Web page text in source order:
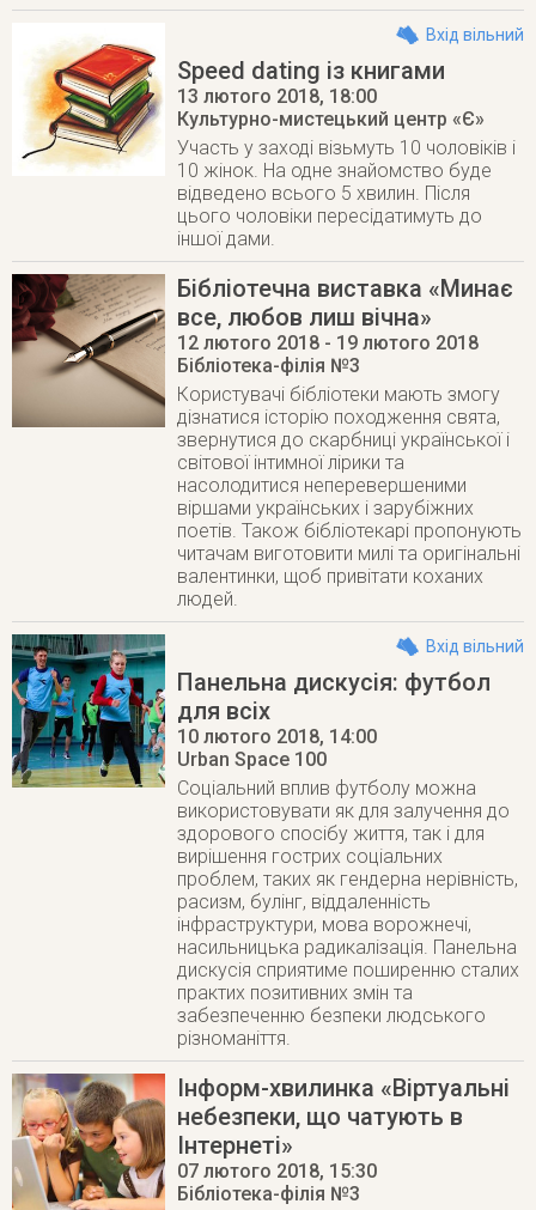
Вхід вільний
Speed dating із книгами
13 лютого 2018, 18:00
Культурно-мистецький центр «Є»
Участь у заході візьмуть 10 чоловіків і
10 жінок. На одне знайомство буде
відведено всього 5 хвилин. Після
цього чоловіки пересідатимуть до
іншої дами.
Бібліотечна виставка «Минає
все, любов лиш вічна»
12 лютого 2018 - 19 лютого 2018
Бібліотека-філія №3
Користувачі бібліотеки мають змогу
дізнатися історію походження свята,
звернутися до скарбниці української і
світової інтимної лірики та
насолодитися неперевершеними
віршами українських і зарубіжних
поетів. Також бібліотекарі пропонують
читачам виготовити милі та оригінальні
валентинки, щоб привітати коханих
людей.
Вхід вільний
Панельна дискусія: футбол
для всіх
10 лютого 2018, 14:00
Urban Space 100
Соціальний вплив футболу можна
використовувати як для залучення до
здорового спосібу життя, так і для
вирішення гострих соціальних
проблем, таких як гендерна нерівність,
расизм, булінг, віддаленність
інфраструктури, мова ворожнечі,
насильницька радикалізація. Панельна
дискусія сприятиме поширенню сталих
практих позитивних змін та
забезпеченню безпеки людського
різноманіття.
Інформ-хвилинка «Віртуальні
небезпеки, що чатують в
Інтернеті»
07 лютого 2018, 15:30
Бібліотека-філія №3